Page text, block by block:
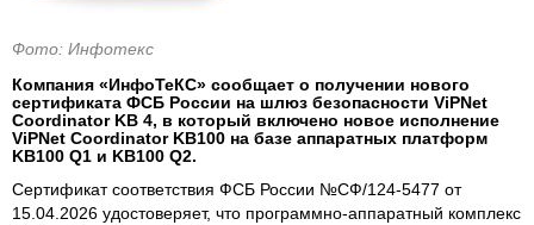
Фото: Инфотекс
Компания «ИнфоТеКС» сообщает о получении нового
сертификата ФСБ России на шлюз безопасности ViPNet
Coordinator KB 4, в который включено новое исполнение
ViPNet Coordinator KB100 на базе аппаратных платформ
KB100 Q1 и KB100 Q2.
Сертификат соответствия ФСБ России №СФ/124-5477 от
15.04.2026 удостоверяет, что программно-аппаратный комплекс